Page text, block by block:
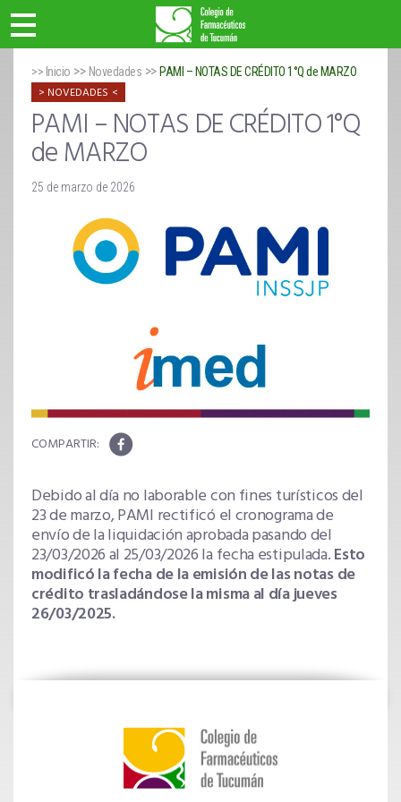
>> Inicio >> Novedades >> PAMI – NOTAS DE CRÉDITO 1°Q de MARZO
NOVEDADES
PAMI – NOTAS DE CRÉDITO 1°Q
de MARZO
25 de marzo de 2026
Debido al día no laborable con fines turísticos del
23 de marzo, PAMI rectificó el cronograma de
envío de la liquidación aprobada pasando del
23/03/2026 al 25/03/2026 la fecha estipulada.Esto
modificó la fecha de la emisión de las notas de
crédito trasladándose la misma al día jueves
26/03/2025.